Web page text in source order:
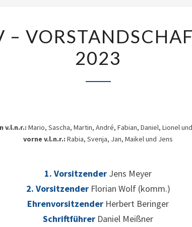
–
VORSTANDSCHAFT
2018-
2023
–
2023
v.l.n.r.: Mario, Sascha, Martin, André, Fabian, Daniel, Lionel
vorne v.l.n.r.: Rabia, Svenja, Jan, Maikel und Jens
1. Vorsitzender Jens Meyer
2. Vorsitzender Florian Wolf (komm.)
Ehrenvorsitzender Herbert Beringer
Schriftführer Daniel Meißner